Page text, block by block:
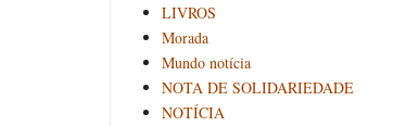
LIVROS
Morada
Mundo notícia
NOTA DE SOLIDARIEDADE
NOTÍCIA